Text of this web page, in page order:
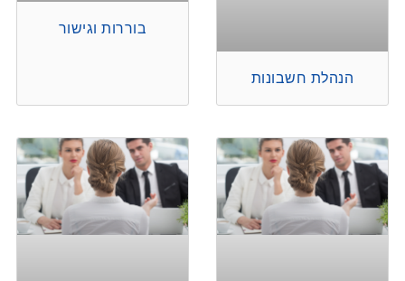
הנהלת חשבונות
בוררות וגישור